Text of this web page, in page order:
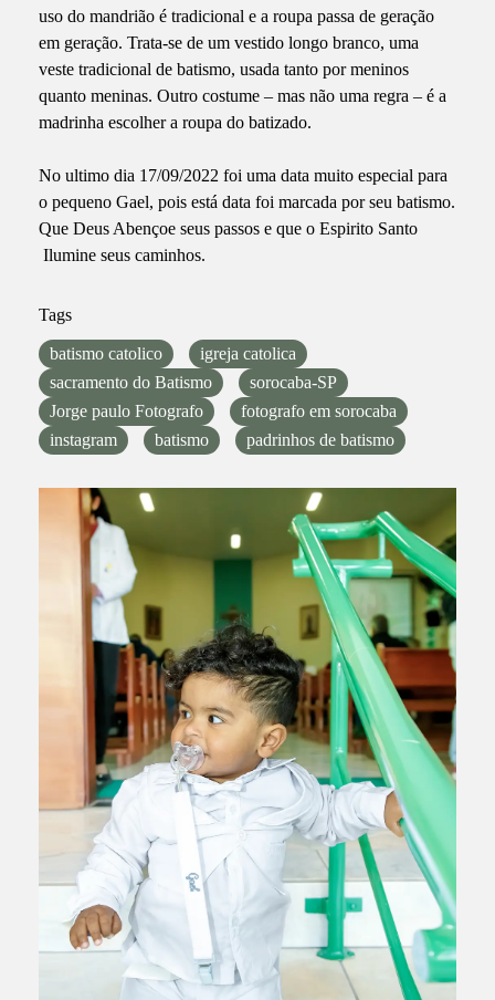
uso do mandrião é tradicional e a roupa passa de geração
em geração. Trata-se de um vestido longo branco, uma
veste tradicional de batismo, usada tanto por meninos
quanto meninas. Outro costume – mas não uma regra – é a
madrinha escolher a roupa do batizado.
No ultimo dia 17/09/2022 foi uma data muito especial para
o pequeno Gael, pois está data foi marcada por seu batismo.
Que Deus Abençoe seus passos e que o Espirito Santo
Ilumine seus caminhos.
Tags
batismo catolico
igreja catolica
sacramento do Batismo
sorocaba-SP
Jorge paulo Fotografo
fotografo em sorocaba
instagram
batismo padrinhos de batismo